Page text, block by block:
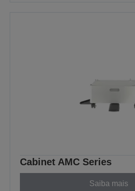
Cabinet AMC Series
Saiba mais